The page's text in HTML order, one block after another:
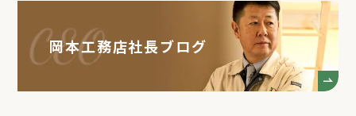
岡本工務店社長ブログ